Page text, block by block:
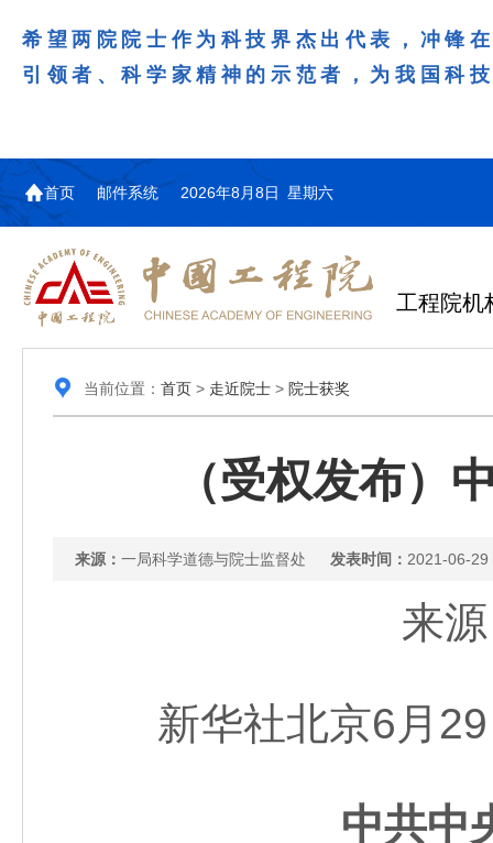
希望两院院士作为科技界杰出代表，冲锋
引领者、科学家精神的示范者，为我国科
首页 邮件系统 2026年8月8日 星期六
工程院机
当前位置： 首页> 走近院士> 院士获奖
（受权发布）
来源： 一局科学道德与院士监督处 发表时间： 2021-06-29
来
新华社北京6月29
中共中